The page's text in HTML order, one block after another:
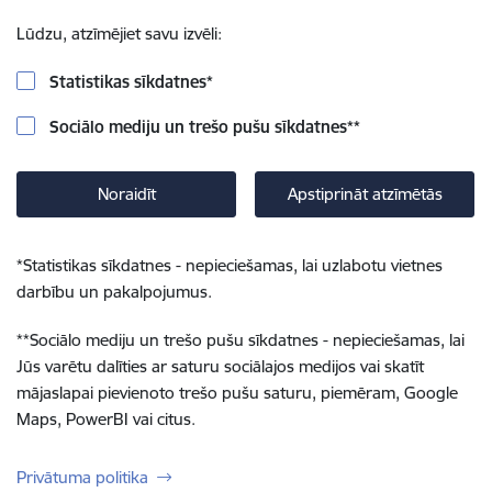
Lūdzu, atzīmējiet savu izvēli:
Statistikas sīkdatnes*
Sociālo mediju un trešo pušu sīkdatnes**
Noraidīt Apstiprināt atzīmētās
*Statistikas sīkdatnes - nepieciešamas, lai uzlabotu vietnes
darbību un pakalpojumus.
**Sociālo mediju un trešo pušu sīkdatnes - nepieciešamas, lai
Jūs varētu dalīties ar saturu sociālajos medijos vai skatīt
mājaslapai pievienoto trešo pušu saturu, piemēram, Google
Maps, PowerBI vai citus.
Privātuma politika